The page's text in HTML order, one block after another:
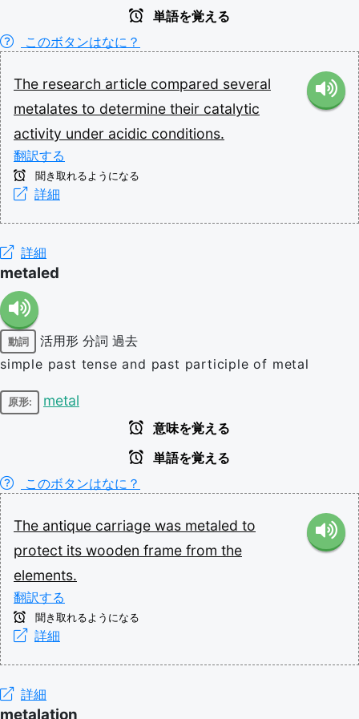
単語を覚える
このボタンはなに？
The research article compared several
metalates to determine their catalytic
activity under acidic conditions.
翻訳する
聞き取れるようになる
詳細
詳細
metaled
動詞 活用形 分詞 過去
simple past tense and past participle of metal
原形: metal
意味を覚える
単語を覚える
このボタンはなに？
The antique carriage was metaled to
protect its wooden frame from the
elements.
翻訳する
聞き取れるようになる
詳細
詳細
metalation